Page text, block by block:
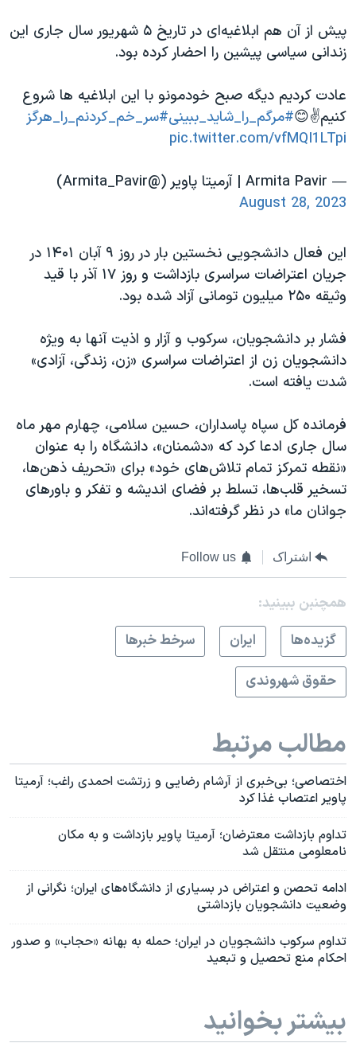
پیش از آن هم ابلاغیه‌ای در تاریخ ۵ شهریور سال جاری این
زندانی سیاسی پیشین را احضار کرده بود.
عادت کردیم دیگه صبح خودمونو با این ابلاغیه ها شروع
کنیم✌️😊#مرگم_را_شاید_ببینی#سر_خم_کردنم_را_هرگز
pic.twitter.com/vfMQI1LTpi
— Armita Pavir | آرمیتا پاویر (@Armita_Pavir)
August 28, 2023
این فعال دانشجویی نخستین بار در روز ۹ آبان ۱۴۰۱ در
جریان اعتراضات سراسری بازداشت و روز ۱۷ آذر با قید
وثیقه ۲۵۰ میلیون تومانی آزاد شده بود.
فشار بر دانشجویان، سرکوب و آزار و اذیت آنها به ویژه
دانشجویان زن از اعتراضات سراسری «زن، زندگی، آزادی»
شدت یافته است.
فرمانده کل سپاه پاسداران، حسین سلامی، چهارم مهر ماه
سال جاری ادعا کرد که «دشمنان»، دانشگاه را به عنوان
«نقطه تمرکز تمام تلاش‌های خود» برای «تحریف ذهن‌ها،
تسخیر قلب‌ها، تسلط بر فضای اندیشه و تفکر و باورهای
جوانان ما» در نظر گرفته‌اند.
اشتراک Follow us
همچنبن ببینید:
گزيده‌ها
ايران
سرخط خبرها
حقوق شهروندی
مطالب مرتبط
اختصاصی؛ بی‌خبری از آرشام رضایی و زرتشت احمدی راغب؛ آرمیتا
پاویر اعتصاب غذا کرد
تداوم بازداشت معترضان؛ آرمیتا پاویر بازداشت و به مکان
نامعلومی منتقل شد
ادامه تحصن و اعتراض در بسیاری از دانشگاه‌های ایران؛ نگرانی از
وضعیت دانشجویان بازداشتی
تداوم سرکوب دانشجویان در ایران؛ حمله به بهانه «حجاب» و صدور
احکام منع تحصیل و تبعید
بیشتر بخوانید